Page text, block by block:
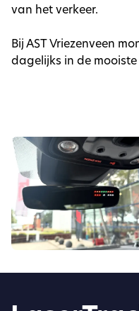
van het verkeer.
Bij AST Vriezenveen
dagelijks in de